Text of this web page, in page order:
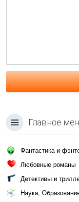
Главное
Фантастика и
Любовные романы
Детективы и
Наука,